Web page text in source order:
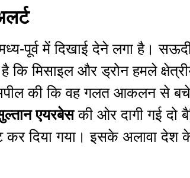
पूर्व में दिखाई देने लगा है।
कि मिसाइल और ड्रोन हमले
की कि वह गलत आकलन से
एयरबेसकी ओर दागी गई दो
कर दिया गया। इसके अलावा देश